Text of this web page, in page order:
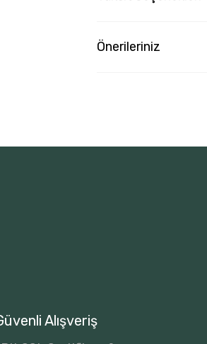
Önerileriniz
Alışveriş